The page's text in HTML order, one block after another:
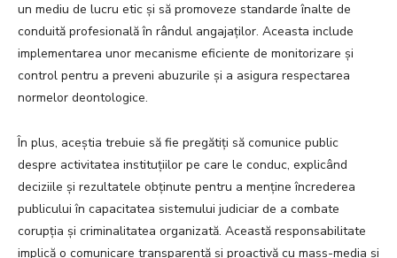
un mediu de lucru etic și să promoveze standarde înalte de
conduită profesională în rândul angajaților. Aceasta include
implementarea unor mecanisme eficiente de monitorizare și
control pentru a preveni abuzurile și a asigura respectarea
normelor deontologice.
În plus, aceștia trebuie să fie pregătiți să comunice public
despre activitatea instituțiilor pe care le conduc, explicând
deciziile și rezultatele obținute pentru a menține încrederea
publicului în capacitatea sistemului judiciar de a combate
corupția și criminalitatea organizată. Această responsabilitate
implică o comunicare transparentă și proactivă cu mass-media și